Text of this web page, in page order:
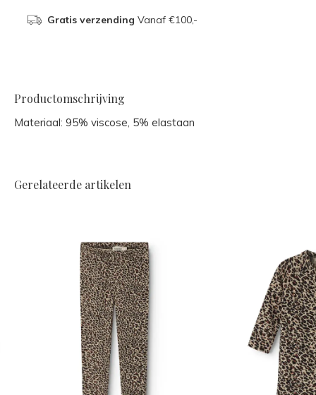
Gratis verzending Vanaf €100,-
Productomschrijving
Materiaal: 95% viscose, 5% elastaan
Gerelateerde artikelen